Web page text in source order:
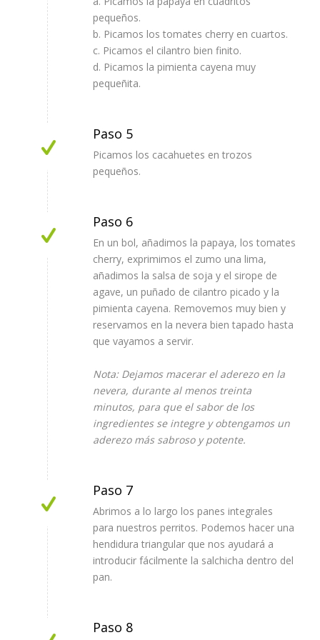
pequeños.
b. Picamos los tomates cherry en cuartos.
c. Picamos el cilantro bien finito.
d. Picamos la pimienta cayena muy
pequeñita.
Paso 5
Picamos los cacahuetes en trozos
pequeños.
Paso 6
En un bol, añadimos la papaya, los tomates
cherry, exprimimos el zumo una lima,
añadimos la salsa de soja y el sirope de
agave, un puñado de cilantro picado y la
pimienta cayena. Removemos muy bien y
reservamos en la nevera bien tapado hasta
que vayamos a servir.
Nota: Dejamos macerar el aderezo en la
nevera, durante al menos treinta
minutos, para que el sabor de los
ingredientes se integre y obtengamos un
aderezo más sabroso y potente.
Paso 7
Abrimos a lo largo los panes integrales
para nuestros perritos. Podemos hacer una
hendidura triangular que nos ayudará a
introducir fácilmente la salchicha dentro del
pan.
Paso 8